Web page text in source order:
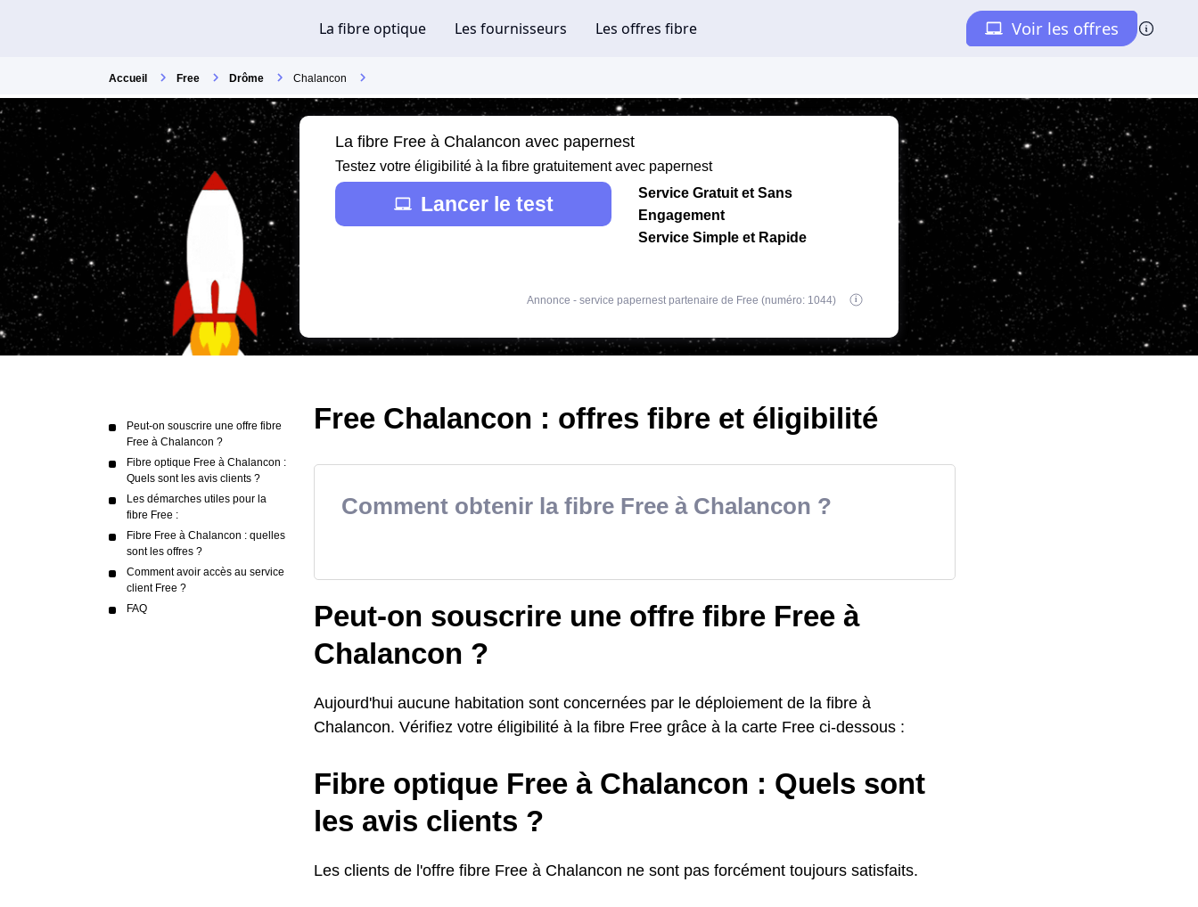
Accueil Free Drôme Chalancon
La fibre Free à Chalancon avec papernest
Testez votre éligibilité à la fibre gratuitement avec papernest
Lancer le test
Service Gratuit et Sans
Engagement
Service Simple et Rapide
Annonce - service papernest partenaire de Free (numéro: 1044)
Peut-on souscrire une offre fibre
Free à Chalancon ?
Fibre optique Free à Chalancon :
Quels sont les avis clients ?
Les démarches utiles pour la
fibre Free :
Fibre Free à Chalancon : quelles
sont les offres ?
Comment avoir accès au service
client Free ?
FAQ
Free Chalancon : offres fibre et éligibilité
Comment obtenir la fibre Free à Chalancon ?
Peut-on souscrire une offre fibre Free à
Chalancon ?
Aujourd'hui aucune habitation sont concernées par le déploiement de la fibre à
Chalancon. Vérifiez votre éligibilité à la fibre Free grâce à la carte Free ci-dessous :
Fibre optique Free à Chalancon : Quels sont
les avis clients ?
Les clients de l'offre fibre Free à Chalancon ne sont pas forcément toujours satisfaits.